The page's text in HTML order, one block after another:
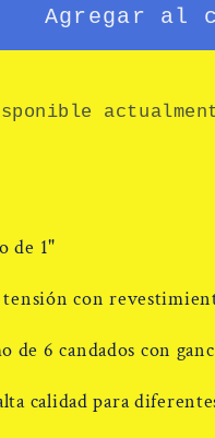
Agregar al
de 1"
tensión con
de 6 candados con
calidad para